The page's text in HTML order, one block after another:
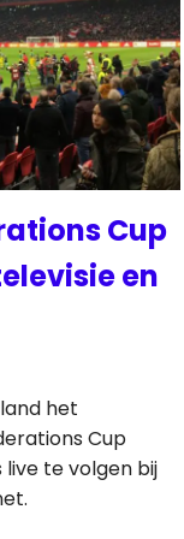
Cup
en
het
Cup
te volgen bij